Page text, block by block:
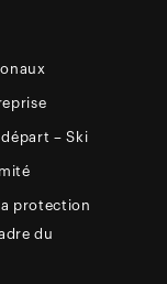
– Ski
protection
du